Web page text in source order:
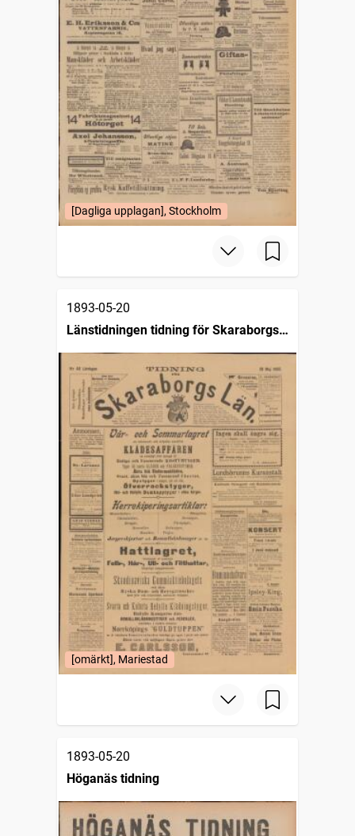
[Dagliga upplagan], Stockholm
1893-05-20
Länstidningen tidning för Skaraborgs
[omärkt], Mariestad
1893-05-20
Höganäs tidning